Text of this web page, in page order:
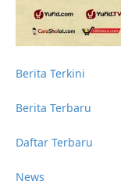
Berita Terkini
Berita Terbaru
Daftar Terbaru
News